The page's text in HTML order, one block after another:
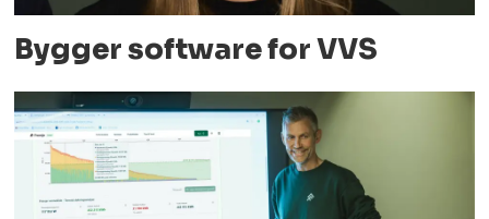
Bygger software for VVS